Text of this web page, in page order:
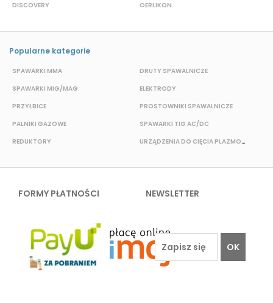
DISCOVERY
OERLIKON
Popularne kategorie
SPAWARKI MMA
SPAWARKI MIG/MAG
PRZYŁBICE
PALNIKI GAZOWE
REDUKTORY
DRUTY SPAWALNICZE
ELEKTRODY
PROSTOWNIKI SPAWALNICZE
SPAWARKI TIG AC/DC
URZĄDZENIA DO CIĘCIA PLAZMOWEGO
FORMY PŁATNOŚCI NEWSLETTER
OK